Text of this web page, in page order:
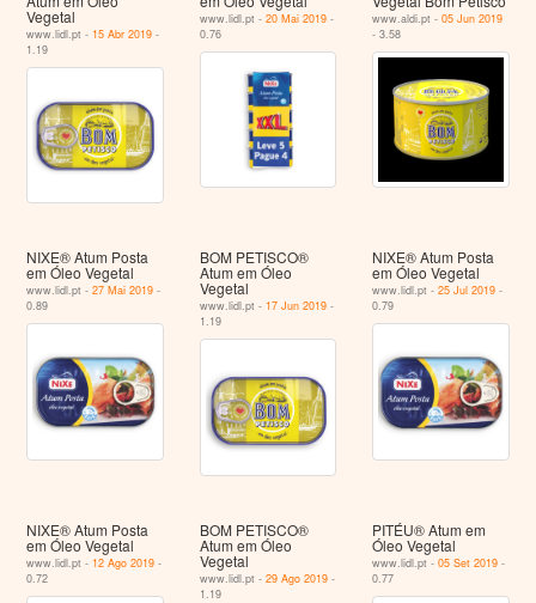
Vegetal
www.lidl.pt - 15 Abr 2019 -
1.19
www.lidl.pt - 20 Mai 2019-
0.76
www.aldi.pt -05 Jun 2019
- 3.58
NIXE® Atum Posta
em Óleo Vegetal
www.lidl.pt -27 Mai 2019 -
0.89
BOM PETISCO®
Atum em Óleo
Vegetal
www.lidl.pt - 17 Jun 2019-
1.19
NIXE® Atum Posta
em Óleo Vegetal
www.lidl.pt -25 Jul 2019 -
0.79
NIXE® Atum Posta
em Óleo Vegetal
www.lidl.pt - 12 Ago 2019 -
0.72
BOM PETISCO®
Atum em Óleo
Vegetal
www.lidl.pt - 29 Ago 2019-
1.19
PITÉU® Atum em
Óleo Vegetal
www.lidl.pt -05 Set 2019 -
0.77